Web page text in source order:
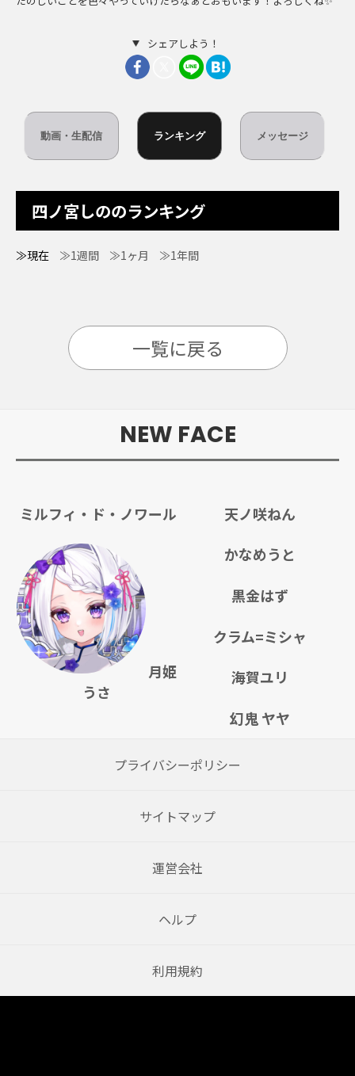
シェアしよう！
動画・生配信 ランキング メッセージ
四ノ宮しののランキング
≫現在 ≫1週間 ≫1ヶ月 ≫1年間
一覧に戻る
NEW FACE
ミルフィ・ド・ノワール 天ノ咲ねん
月姫
うさ
かなめうと
黒金はず
クラム=ミシャ
海賀ユリ
幻鬼 ヤヤ
プライバシーポリシー
サイトマップ
運営会社
ヘルプ
利用規約